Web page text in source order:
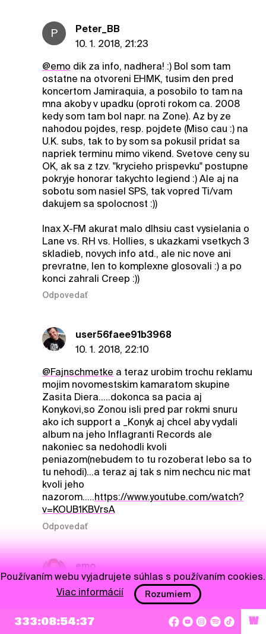
P
Peter_BB
10. 1. 2018, 21:23
@emo dik za info, nadhera! :) Bol som tam
ostatne na otvoreni EHMK, tusim den pred
koncertom Jamiraquia, a posobilo to tam na
mna akoby v upadku (oproti rokom ca. 2008
kedy som tam bol napr. na Zone). Az by ze
nahodou pojdes, resp. pojdete (Miso cau :) na
U.K. subs, tak to by som sa pokusil pridat sa
napriek terminu mimo vikend. Svetove ceny su
OK, ak sa z tzv. "krycieho prispevku" postupne
pokryje honorar takychto legiend :) Ale aj na
sobotu som nasiel SPS, tak vopred Ti/vam
dakujem sa spolocnost :))
Inax X-FM akurat malo dlhsiu cast vysielania o
Lane vs. RH vs. Hollies, s ukazkami vsetkych 3
skladieb, novych info atd., ale nic nove ani
prevratne, len to komplexne glosovali :) a po
konci zahrali Creep :))
Odpovedať
user56faee91b3968
10. 1. 2018, 22:10
@Fajnschmetke a teraz urobim trochu reklamu
mojim novomestskim kamaratom skupine
Zasita Diera.....dokonca sa pacia aj
Konykovi,so Zonou isli pred par rokmi snuru
ako ich support a _Konyk aj chcel aby vydali
album na jeho Inflagranti Records ale
nakoniec sa nedohodli kvoli
peniazom(nebudem to tu rozoberat lebo sa to
tu nehodi)...a teraz aj tak s nim nechcu nic mat
kvoli jeho
nazorom.....https://www.youtube.com/watch?
v=KOUB1KBVrsA
Odpovedať
emo
10. 1. 2018, 22:12
joj mište, ta si skadzik chlope
:D
333:08:54:37 W
Používaním webu vyjadrujete súhlas s používaním cookies.
Viac informácií
Rozumiem